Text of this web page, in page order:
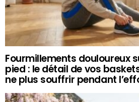
Fourmillements douloureux
pied : le détail de vos
ne plus souffrir pendant